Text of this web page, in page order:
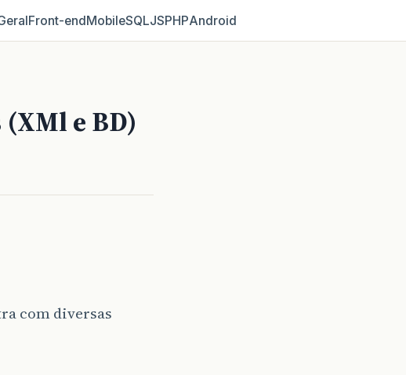
Front‑endMobileSQLJSPHPAndroid
e BD)
com diversas